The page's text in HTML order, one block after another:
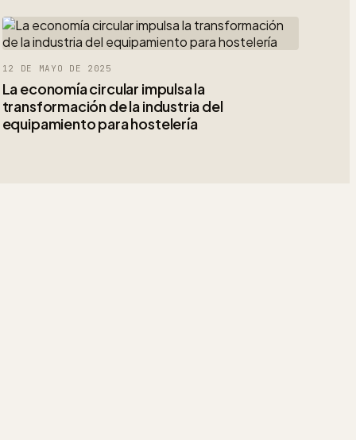
12 DE MAYO DE 2025
La economía circular impulsa la
transformación de la industria del
equipamiento para hostelería